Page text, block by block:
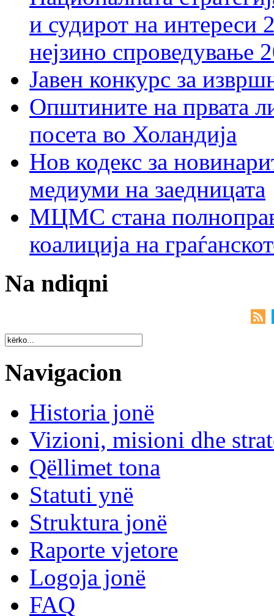
и судирот на интереси
нејзино спроведување
Јавен конкурс за
Општините на првата
посета во Холандија
Нов кодекс за
медиуми на заедницата
МЦМС стана
коалиција на
Na ndiqni
Navigacion
Historia jonë
Vizioni, misioni dhe
Qëllimet tona
Statuti ynë
Struktura jonë
Raporte vjetore
Logoja jonë
FAQ